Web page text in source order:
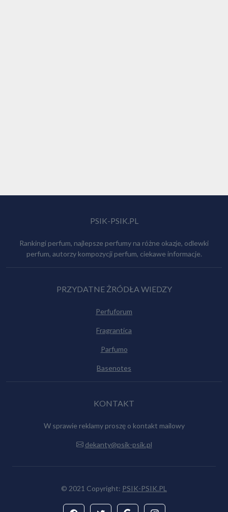
PSIK-PSIK.PL
Rankingi perfum, najlepsze perfumy na różne okazje, odlewki
perfum, autorzy kompozycji perfum, ciekawe informacje.
PRZYDATNE ŻRÓDŁA WIEDZY
Perfuforum
Fragrantica
Parfumo
Basenotes
KONTAKT
W sprawie reklamy proszę o kontakt mailowy
dekanty@psik-psik.pl
© 2021 Copyright: PSIK-PSIK.PL